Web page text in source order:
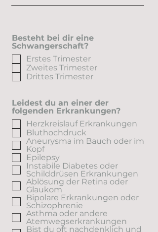
Besteht bei dir eine
Schwangerschaft?
Erstes Trimester
Zweites Trimester
Drittes Trimester
Leidest du an einer der
folgenden Erkrankungen?
Herzkreislauf Erkrankungen
Bluthochdruck
Aneurysma im Bauch oder im
Kopf
Epilepsy
Instabile Diabetes oder
Schilddrüsen Erkrankungen
Ablösung der Retina oder
Glaukom
Bipolare Erkrankungen oder
Schizophrenie
Asthma oder andere
Atemwegserkrankungen
Bist du oft nachdenklich und